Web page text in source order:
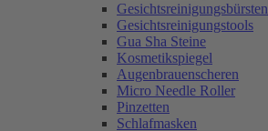
Gesichtsreinigungsbürsten
Gesichtsreinigungstools
Gua Sha Steine
Kosmetikspiegel
Augenbrauenscheren
Micro Needle Roller
Pinzetten
Schlafmasken